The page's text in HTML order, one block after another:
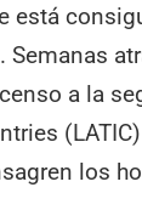
está
Semanas
a la
los